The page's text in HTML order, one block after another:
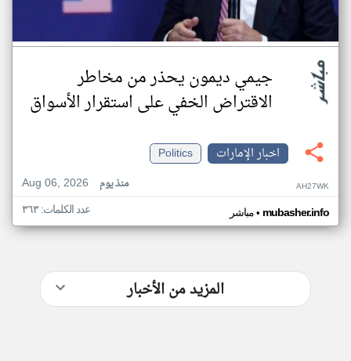
جيمي ديمون يحذر من مخاطر
الاقتراض الخفي على استقرار الأسواق
اخبار الإمارات
Politics
Aug 06, 2026
منذ يوم AH27WK
مباشر• mubasher.info عدد الكلمات: ٣٦٣
المزيد من الأخبار